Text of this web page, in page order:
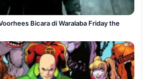
Bicara di Waralaba Friday the